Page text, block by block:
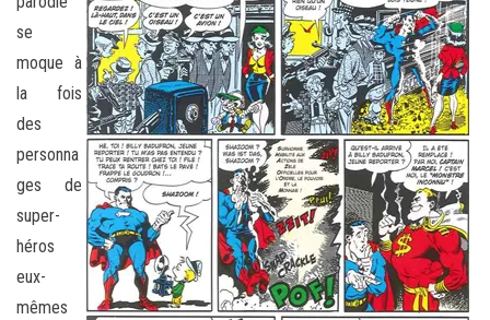
se
moque à
la fois
des
personna
ges de
super-
héros
eux-
mêmes